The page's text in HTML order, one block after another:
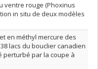
ventre rouge (Phoxinus
in situ de deux modèles
en méthyl mercure des
lacs du bouclier canadien
perturbé par la coupe à